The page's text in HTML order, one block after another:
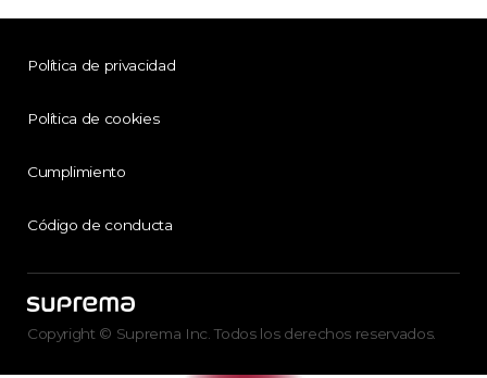
Política de privacidad
Política de cookies
Cumplimiento
Código de conducta
Copyright © Suprema Inc. Todos los derechos reservados.